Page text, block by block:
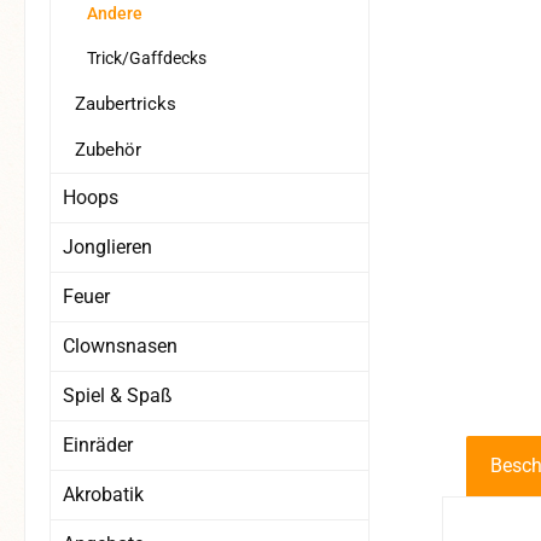
Andere
Trick/Gaffdecks
Zaubertricks
Zubehör
Hoops
Jonglieren
Feuer
Clownsnasen
Spiel & Spaß
Einräder
Akrobatik